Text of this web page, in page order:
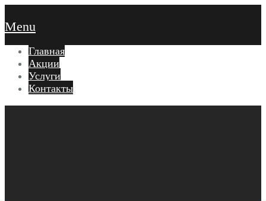
Menu
Главная
Акции
Услуги
Контакты